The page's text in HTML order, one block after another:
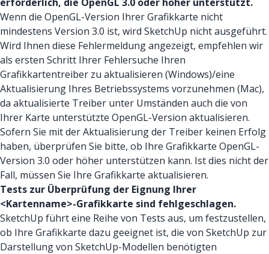
Wenn die OpenGL-Version Ihrer Grafikkarte nicht
mindestens Version 3.0 ist, wird SketchUp nicht ausgeführt.
Wird Ihnen diese Fehlermeldung angezeigt, empfehlen wir
als ersten Schritt Ihrer Fehlersuche Ihren
Grafikkartentreiber zu aktualisieren (Windows)/eine
Aktualisierung Ihres Betriebssystems vorzunehmen (Mac),
da aktualisierte Treiber unter Umständen auch die von
Ihrer Karte unterstützte OpenGL-Version aktualisieren.
Sofern Sie mit der Aktualisierung der Treiber keinen Erfolg
haben, überprüfen Sie bitte, ob Ihre Grafikkarte OpenGL-
Version 3.0 oder höher unterstützen kann. Ist dies nicht der
Fall, müssen Sie Ihre Grafikkarte aktualisieren.
Tests zur Überprüfung der Eignung Ihrer
<Kartenname>-Grafikkarte sind fehlgeschlagen.
SketchUp führt eine Reihe von Tests aus, um festzustellen,
ob Ihre Grafikkarte dazu geeignet ist, die von SketchUp zur
Darstellung von SketchUp-Modellen benötigten